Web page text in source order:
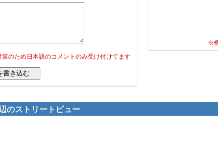
※
のため日本語のコメントのみ受け付けてます
のストリートビュー